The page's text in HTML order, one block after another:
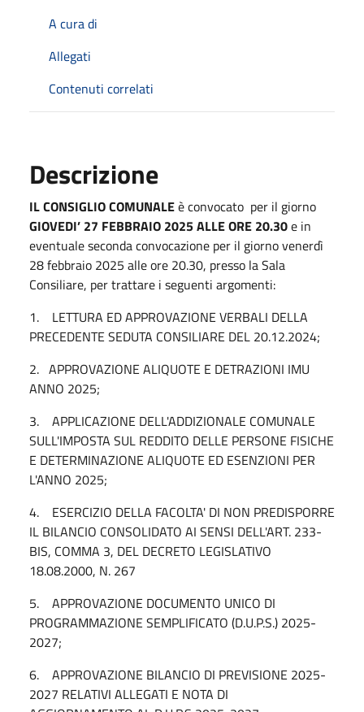
A cura di
Allegati
Contenuti correlati
Descrizione
IL CONSIGLIO COMUNALEè convocato per il giorno
GIOVEDI’ 27 FEBBRAIO 2025 ALLE ORE 20.30e in
eventuale seconda convocazione per il giorno venerdì
28 febbraio 2025 alle ore 20.30, presso la Sala
Consiliare, per trattare i seguenti argomenti:
1. LETTURA ED APPROVAZIONE VERBALI DELLA
PRECEDENTE SEDUTA CONSILIARE DEL 20.12.2024;
2. APPROVAZIONE ALIQUOTE E DETRAZIONI IMU
ANNO 2025;
3. APPLICAZIONE DELL'ADDIZIONALE COMUNALE
SULL'IMPOSTA SUL REDDITO DELLE PERSONE FISICHE
E DETERMINAZIONE ALIQUOTE ED ESENZIONI PER
L'ANNO 2025;
4. ESERCIZIO DELLA FACOLTA' DI NON PREDISPORRE
IL BILANCIO CONSOLIDATO AI SENSI DELL'ART. 233-
BIS, COMMA 3, DEL DECRETO LEGISLATIVO
18.08.2000, N. 267
5. APPROVAZIONE DOCUMENTO UNICO DI
PROGRAMMAZIONE SEMPLIFICATO (D.U.P.S.) 2025-
2027;
6. APPROVAZIONE BILANCIO DI PREVISIONE 2025-
2027 RELATIVI ALLEGATI E NOTA DI